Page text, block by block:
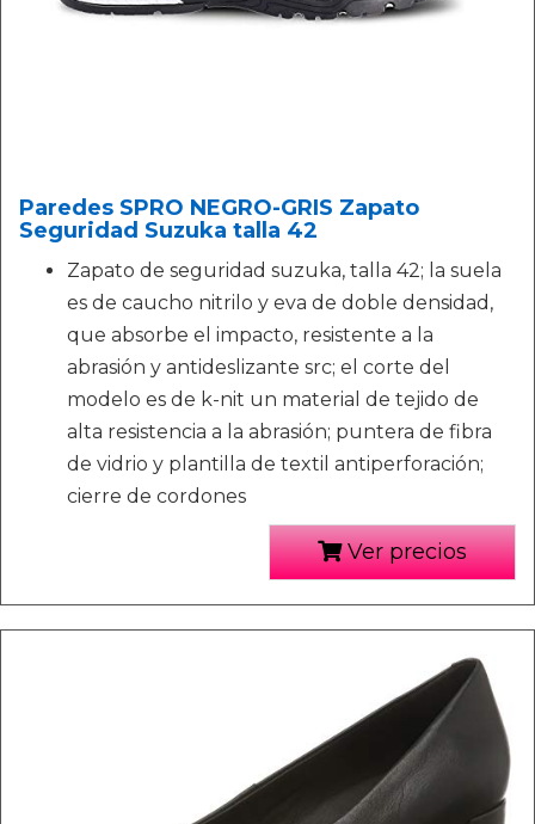
Paredes SPRO NEGRO-GRIS Zapato
Seguridad Suzuka talla 42
Zapato de seguridad suzuka, talla 42; la suela
es de caucho nitrilo y eva de doble densidad,
que absorbe el impacto, resistente a la
abrasión y antideslizante src; el corte del
modelo es de k-nit un material de tejido de
alta resistencia a la abrasión; puntera de fibra
de vidrio y plantilla de textil antiperforación;
cierre de cordones
Ver precios